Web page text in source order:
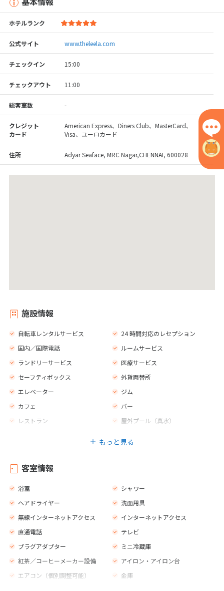
ホテルランク
公式サイト www.theleela.com
チェックイン 15:00
チェックアウト 11:00
総客室数 -
クレジット
カード
American Express、Diners Club、MasterCard、
Visa、ユーロカード
住所 Adyar Seaface, MRC Nagar,CHENNAI, 600028
施設情報
自転車レンタルサービス
24 時間対応のレセプション
国内／国際電話
ルームサービス
ランドリーサービス
医療サービス
セーフティボックス
外貨両替所
エレベーター
ジム
カフェ
バー
レストラン
屋外プール（真水）
もっと見る
客室情報
浴室
シャワー
ヘアドライヤー
洗面用具
無線インターネットアクセス
インターネットアクセス
直通電話
テレビ
プラグアダプター
ミニ冷蔵庫
紅茶／コーヒーメーカー設備
アイロン・アイロン台
エアコン（個別調整可能）
金庫